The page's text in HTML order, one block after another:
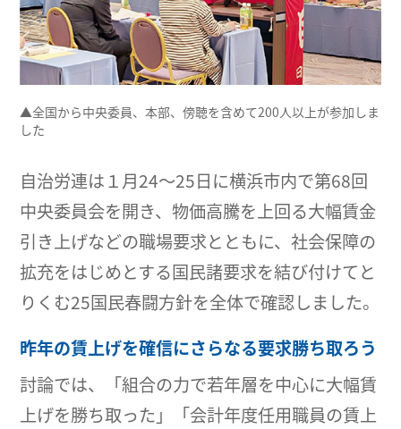
▲全国から中央委員、本部、傍聴を含めて200人以上が参加しま
した
自治労連は１月24～25日に横浜市内で第68回
中央委員会を開き、物価高騰を上回る大幅賃金
引き上げなどの職場要求とともに、社会保障の
拡充をはじめとする国民諸要求を結び付けてと
りくむ25国民春闘方針を全体で確認しました。
昨年の賃上げを確信にさらなる要求勝ち取ろう
討論では、「組合の力で若年層を中心に大幅賃
上げを勝ち取った」「会計年度任用職員の賃上